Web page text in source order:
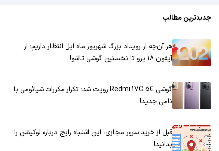
جدیدترین مطالب
هر آن‌چه از رویداد بزرگ شهریور ماه اپل انتظار داریم؛ از
آیفون ۱۸ پرو تا نخستین گوشی تاشو!
گوشی Redmi 17C 5G رویت شد؛ تکرار مکررات شیائومی با
نامی جدید!
قبل از خرید سرور مجازی، این اشتباه رایج درباره لوکیشن را
بدانید!